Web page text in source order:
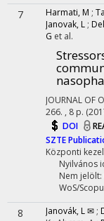
7 Harmati, M ;
Janovak, L ;
G et al.
JOURNAL OF
266. , 8 p.
DOI
SZTE
Központi
Nyilvános
Nem
WoS/
8 Janovák, L ✉ ;